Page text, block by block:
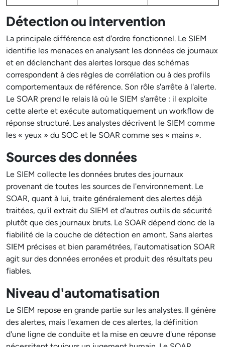
Détection ou intervention
La principale différence est d'ordre fonctionnel. Le SIEM
identifie les menaces en analysant les données de journaux
et en déclenchant des alertes lorsque des schémas
correspondent à des règles de corrélation ou à des profils
comportementaux de référence. Son rôle s'arrête à l'alerte.
Le SOAR prend le relais là où le SIEM s'arrête : il exploite
cette alerte et exécute automatiquement un workflow de
réponse structuré. Les analystes décrivent le SIEM comme
les « yeux » du SOC et le SOAR comme ses « mains ».
Sources des données
Le SIEM collecte les données brutes des journaux
provenant de toutes les sources de l'environnement. Le
SOAR, quant à lui, traite généralement des alertes déjà
traitées, qu'il extrait du SIEM et d'autres outils de sécurité
plutôt que des journaux bruts. Le SOAR dépend donc de la
fiabilité de la couche de détection en amont. Sans alertes
SIEM précises et bien paramétrées, l'automatisation SOAR
agit sur des données erronées et produit des résultats peu
fiables.
Niveau d'automatisation
Le SIEM repose en grande partie sur les analystes. Il génère
des alertes, mais l'examen de ces alertes, la définition
d'une ligne de conduite et la mise en œuvre d'une réponse